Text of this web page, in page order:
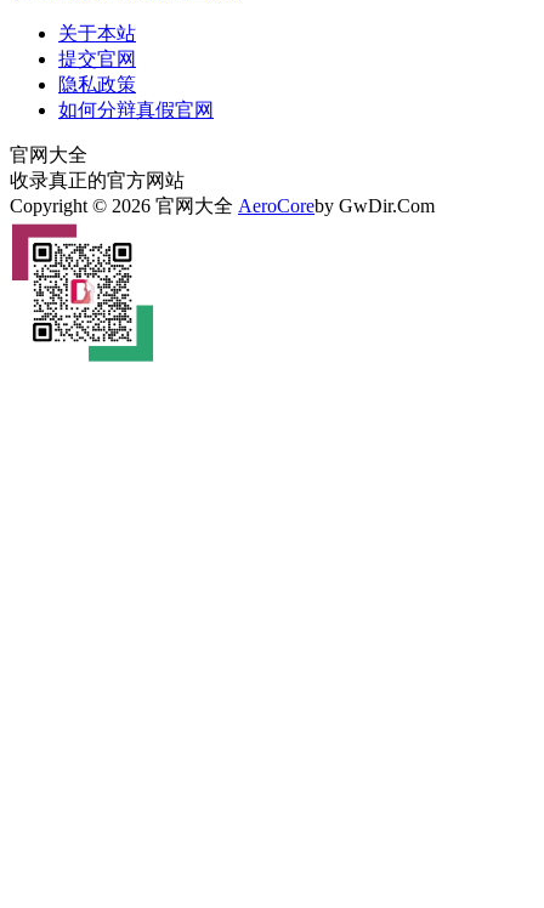
关于本站
提交官网
隐私政策
如何分辩真假官网
官网大全
收录真正的官方网站
Copyright © 2026 官网大全 AeroCoreby GwDir.Com